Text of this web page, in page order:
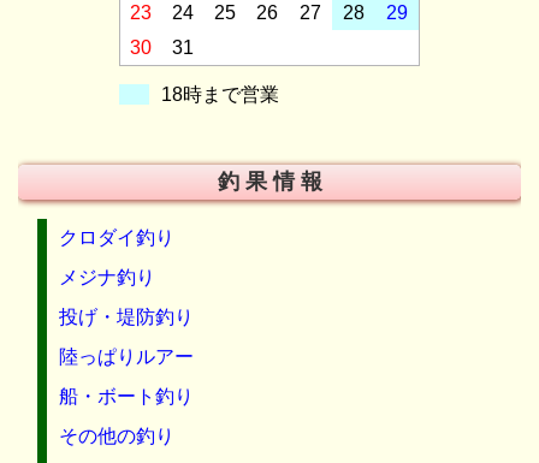
23
24 25 26 27 28
29
30
31
18時まで営業
釣 果 情 報
クロダイ釣り
メジナ釣り
投げ・堤防釣り
陸っぱりルアー
船・ボート釣り
その他の釣り